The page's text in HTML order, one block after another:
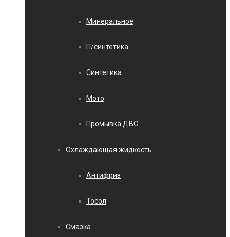
Минеральное
П/синтетика
Синтетика
Мото
Промывка ДВС
Охлаждающая жидкость
Антифриз
Тосол
Смазка